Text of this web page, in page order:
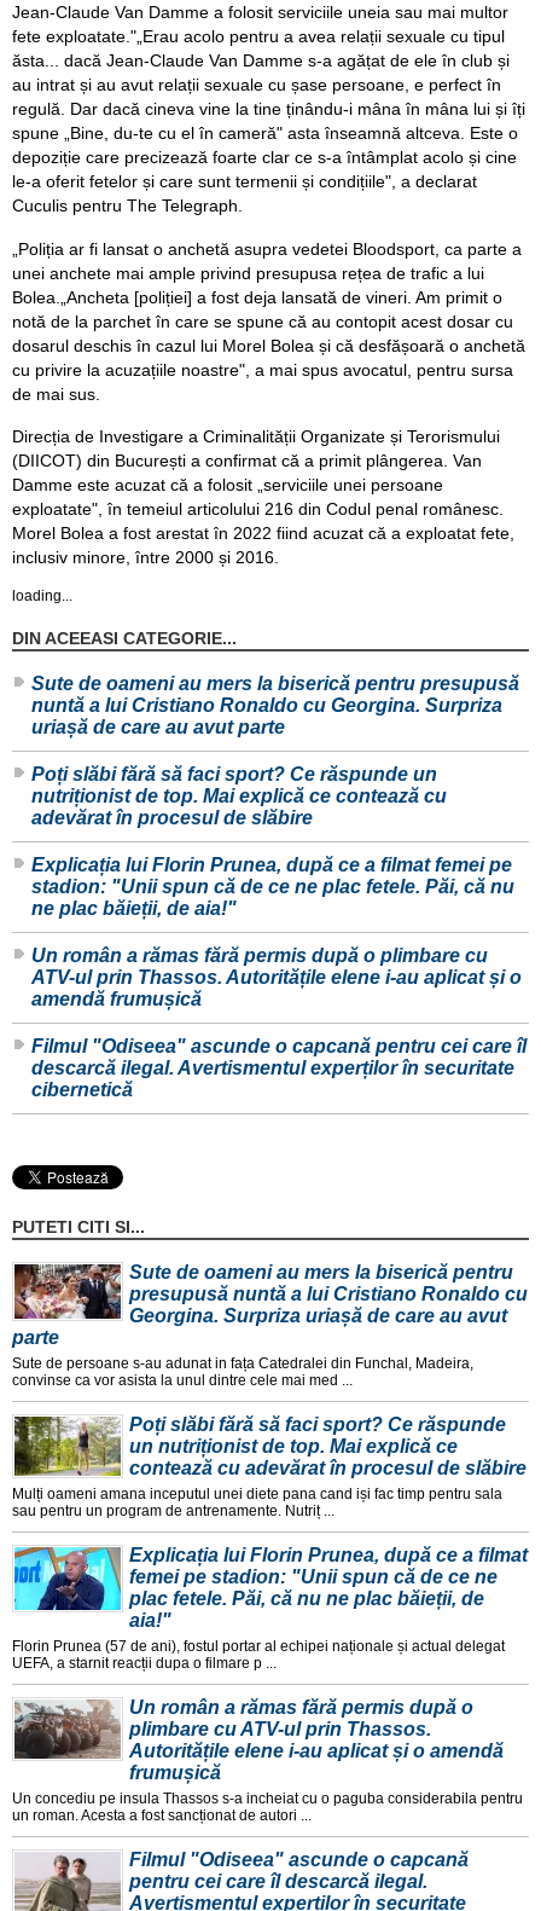
Jean-Claude Van Damme a folosit serviciile uneia sau mai multor
fete exploatate."„Erau acolo pentru a avea relații sexuale cu tipul
ăsta... dacă Jean-Claude Van Damme s-a agățat de ele în club și
au intrat și au avut relații sexuale cu șase persoane, e perfect în
regulă. Dar dacă cineva vine la tine ținându-i mâna în mâna lui și îți
spune „Bine, du-te cu el în cameră" asta înseamnă altceva. Este o
depoziție care precizează foarte clar ce s-a întâmplat acolo și cine
le-a oferit fetelor și care sunt termenii și condițiile", a declarat
Cuculis pentru The Telegraph.
„Poliția ar fi lansat o anchetă asupra vedetei Bloodsport, ca parte a
unei anchete mai ample privind presupusa rețea de trafic a lui
Bolea.„Ancheta [poliției] a fost deja lansată de vineri. Am primit o
notă de la parchet în care se spune că au contopit acest dosar cu
dosarul deschis în cazul lui Morel Bolea și că desfășoară o anchetă
cu privire la acuzațiile noastre", a mai spus avocatul, pentru sursa
de mai sus.
Direcția de Investigare a Criminalității Organizate și Terorismului
(DIICOT) din București a confirmat că a primit plângerea. Van
Damme este acuzat că a folosit „serviciile unei persoane
exploatate", în temeiul articolului 216 din Codul penal românesc.
Morel Bolea a fost arestat în 2022 fiind acuzat că a exploatat fete,
inclusiv minore, între 2000 și 2016.
loading...
DIN ACEEASI CATEGORIE...
Sute de oameni au mers la biserică pentru presupusă
nuntă a lui Cristiano Ronaldo cu Georgina. Surpriza
uriașă de care au avut parte
Poți slăbi fără să faci sport? Ce răspunde un
nutriționist de top. Mai explică ce contează cu
adevărat în procesul de slăbire
Explicația lui Florin Prunea, după ce a filmat femei pe
stadion: "Unii spun că de ce ne plac fetele. Păi, că nu
ne plac băieții, de aia!"
Un român a rămas fără permis după o plimbare cu
ATV-ul prin Thassos. Autoritățile elene i-au aplicat și o
amendă frumușică
Filmul "Odiseea" ascunde o capcană pentru cei care îl
descarcă ilegal. Avertismentul experților în securitate
cibernetică
PUTETI CITI SI...
Sute de oameni au mers la biserică pentru
presupusă nuntă a lui Cristiano Ronaldo cu
Georgina. Surpriza uriașă de care au avut
parte
Sute de persoane s-au adunat in fața Catedralei din Funchal, Madeira,
convinse ca vor asista la unul dintre cele mai med ...
Poți slăbi fără să faci sport? Ce răspunde
un nutriționist de top. Mai explică ce
contează cu adevărat în procesul de slăbire
Mulți oameni amana inceputul unei diete pana cand iși fac timp pentru sala
sau pentru un program de antrenamente. Nutriț ...
Explicația lui Florin Prunea, după ce a filmat
femei pe stadion: "Unii spun că de ce ne
plac fetele. Păi, că nu ne plac băieții, de
aia!"
Florin Prunea (57 de ani), fostul portar al echipei naționale și actual delegat
UEFA, a starnit reacții dupa o filmare p ...
Un român a rămas fără permis după o
plimbare cu ATV-ul prin Thassos.
Autoritățile elene i-au aplicat și o amendă
frumușică
Un concediu pe insula Thassos s-a incheiat cu o paguba considerabila pentru
un roman. Acesta a fost sancționat de autori ...
Filmul "Odiseea" ascunde o capcană
pentru cei care îl descarcă ilegal.
Avertismentul experților în securitate